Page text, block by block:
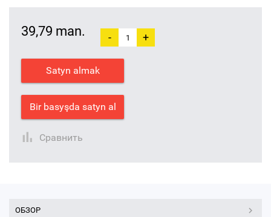
39,79 man. - +
Satyn almak
Bir basyşda satyn al
Сравнить
ОБЗОР